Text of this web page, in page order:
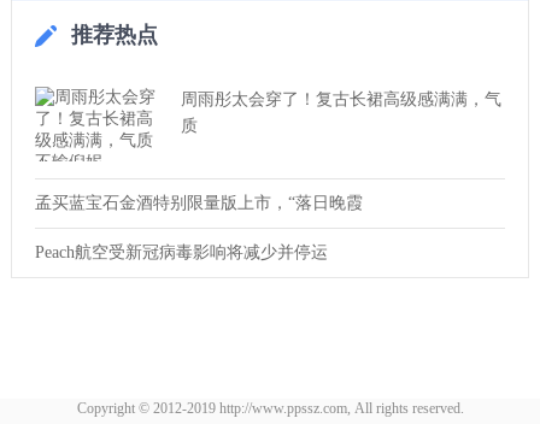
推荐热点
周雨彤太会穿了！复古长裙高级感满满，气
质
孟买蓝宝石金酒特别限量版上市，“落日晚霞
Peach航空受新冠病毒影响将减少并停运
Copyright © 2012-2019 http://www.ppssz.com, All rights reserved.